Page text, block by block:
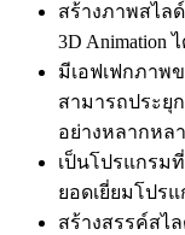
สร้างภาพสไล
3D Animation
มีเอฟเฟกภาพ
สามารถประยุ
อย่างหลากหล
เป็นโปรแกรม
ยอดเยี่ยมโปร
สร้างสรรค์สไ